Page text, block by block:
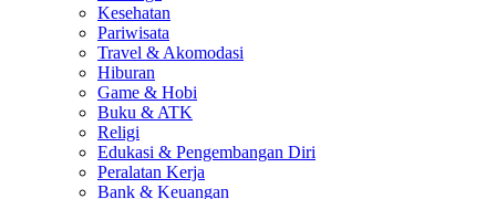
Kesehatan
Pariwisata
Travel & Akomodasi
Hiburan
Game & Hobi
Buku & ATK
Religi
Edukasi & Pengembangan Diri
Peralatan Kerja
Bank & Keuangan